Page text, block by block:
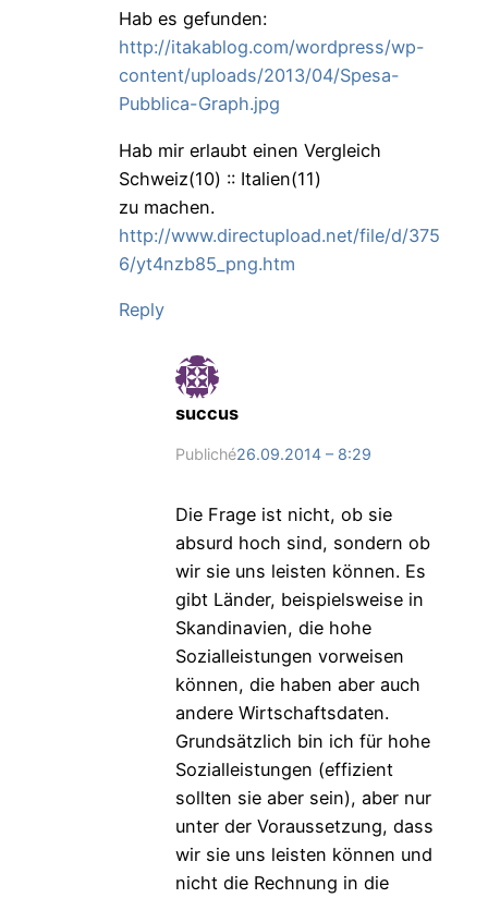
Hab es gefunden:
http://itakablog.com/wordpress/wp-
content/uploads/2013/04/Spesa-
Pubblica-Graph.jpg
Hab mir erlaubt einen Vergleich
Schweiz(10) :: Italien(11)
zu machen.
http://www.directupload.net/file/d/375
6/yt4nzb85_png.htm
Reply
succus
Publiché26.09.2014 – 8:29
Die Frage ist nicht, ob sie
absurd hoch sind, sondern ob
wir sie uns leisten können. Es
gibt Länder, beispielsweise in
Skandinavien, die hohe
Sozialleistungen vorweisen
können, die haben aber auch
andere Wirtschaftsdaten.
Grundsätzlich bin ich für hohe
Sozialleistungen (effizient
sollten sie aber sein), aber nur
unter der Voraussetzung, dass
wir sie uns leisten können und
nicht die Rechnung in die